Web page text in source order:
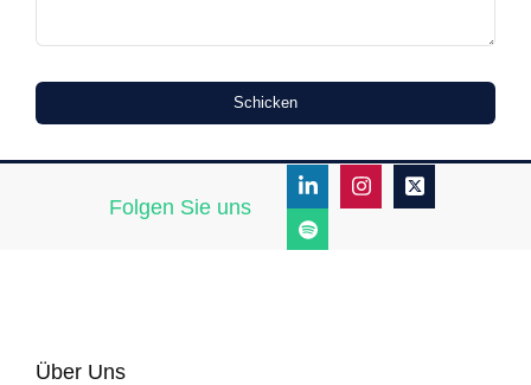
Schicken
Folgen Sie uns
Über Uns